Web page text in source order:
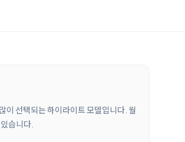
이 선택되는 하이라이트 모델입니다. 월
습니다.